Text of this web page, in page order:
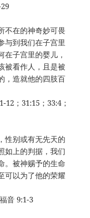
不在的神奇妙可畏
与到我们在子宫里
在子宫里的婴儿，
被看作人，且是被
，造就他的四肢百
12；31:15；33:4；
性别或有无先天的
如上的判据，我们
。被神赐予的生命
可以为了他的荣耀
音 9:1-3